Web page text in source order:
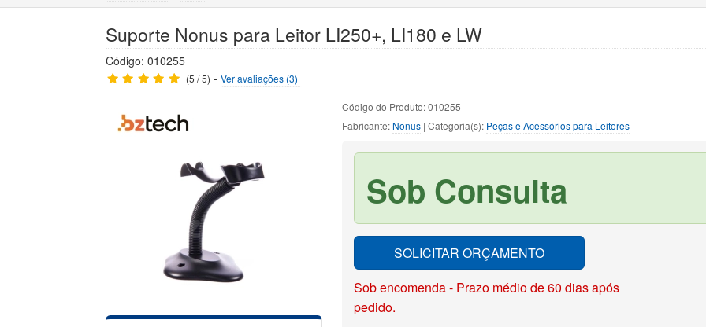
Suporte Nonus para Leitor LI250+, LI180 e LW
Código: 010255
(5 / 5) -Ver avaliações (3)
Código do Produto: 010255
Fabricante: Nonus | Categoria(s): Peças e Acessórios para Leitores
Sob Consulta
SOLICITAR ORÇAMENTO
Sob encomenda - Prazo médio de 60 dias após
pedido.